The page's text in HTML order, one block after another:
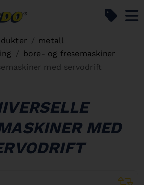
metall
bore- og fresemaskiner
med servodrift
MED